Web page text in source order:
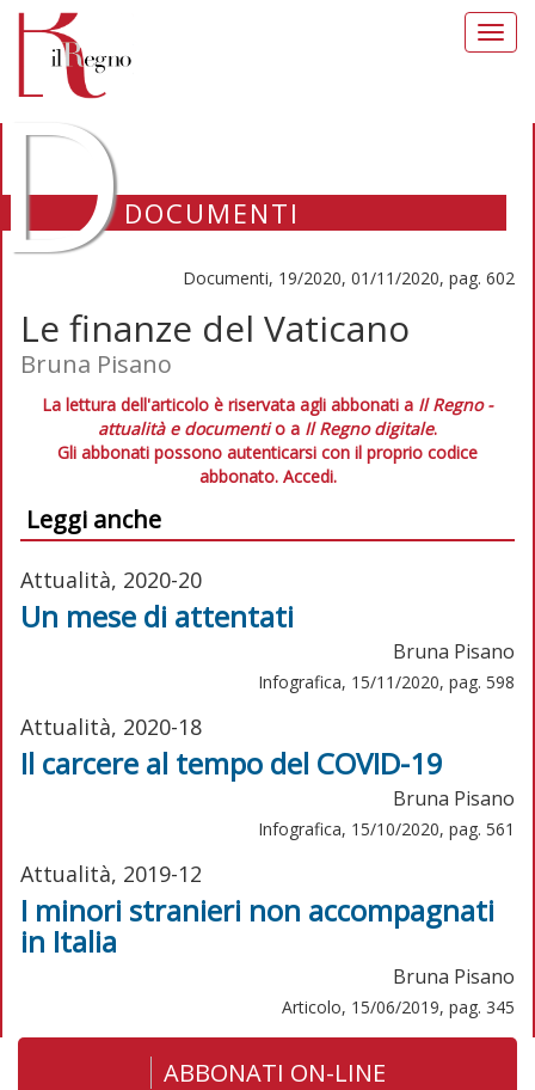
DOCUMENTI
Documenti, 19/2020, 01/11/2020, pag. 602
Le finanze del Vaticano
Bruna Pisano
La lettura dell'articolo è riservata agli abbonati a Il Regno -
attualità e documentio a Il Regno digitale.
Gli abbonati possono autenticarsi con il proprio codice
abbonato. Accedi.
Leggi anche
Attualità, 2020-20
Un mese di attentati
Bruna Pisano
Infografica, 15/11/2020, pag. 598
Attualità, 2020-18
Il carcere al tempo del COVID-19
Bruna Pisano
Infografica, 15/10/2020, pag. 561
Attualità, 2019-12
I minori stranieri non accompagnati
in Italia
Bruna Pisano
Articolo, 15/06/2019, pag. 345
ABBONATI ON-LINE